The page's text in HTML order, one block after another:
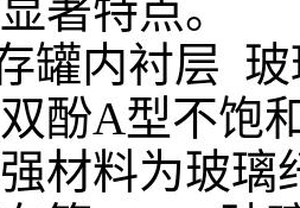
著特点。
罐内衬层
酚A型不饱
材料为玻